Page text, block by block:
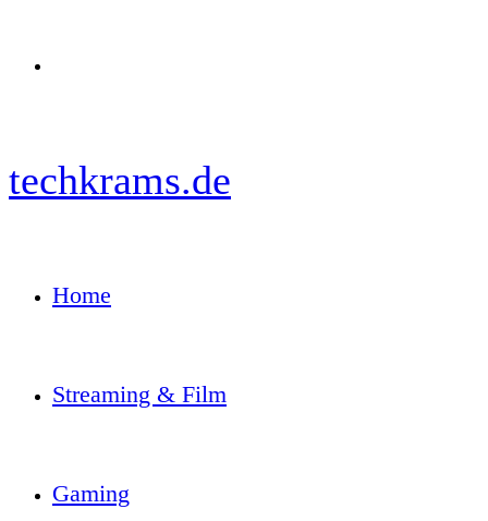
techkrams.de
Home
Streaming & Film
Gaming